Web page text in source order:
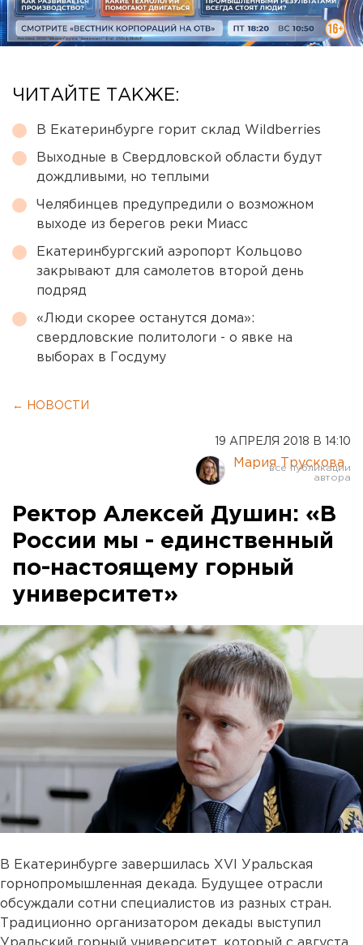
ЧИТАЙТЕ ТАКЖЕ:
В Екатеринбурге горит склад Wildberries
Выходные в Свердловской области будут
дождливыми, но теплыми
Челябинцев предупредили о возможном
выходе из берегов реки Миасс
Екатеринбургский аэропорт Кольцово
закрывают для самолетов второй день
подряд
«Люди скорее останутся дома»:
свердловские политологи - о явке на
выборах в Госдуму
← НОВОСТИ
19 АПРЕЛЯ 2018 В 14:10
Мария Трускова
Ректор Алексей Душин: «В
России мы - единственный
по-настоящему горный
университет»
В Екатеринбурге завершилась XVI Уральская
горнопромышленная декада. Будущее отрасли
обсуждали сотни специалистов из разных стран.
Традиционно организатором декады выступил